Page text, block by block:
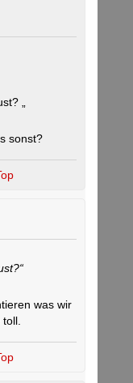
„
sonst?
was wir